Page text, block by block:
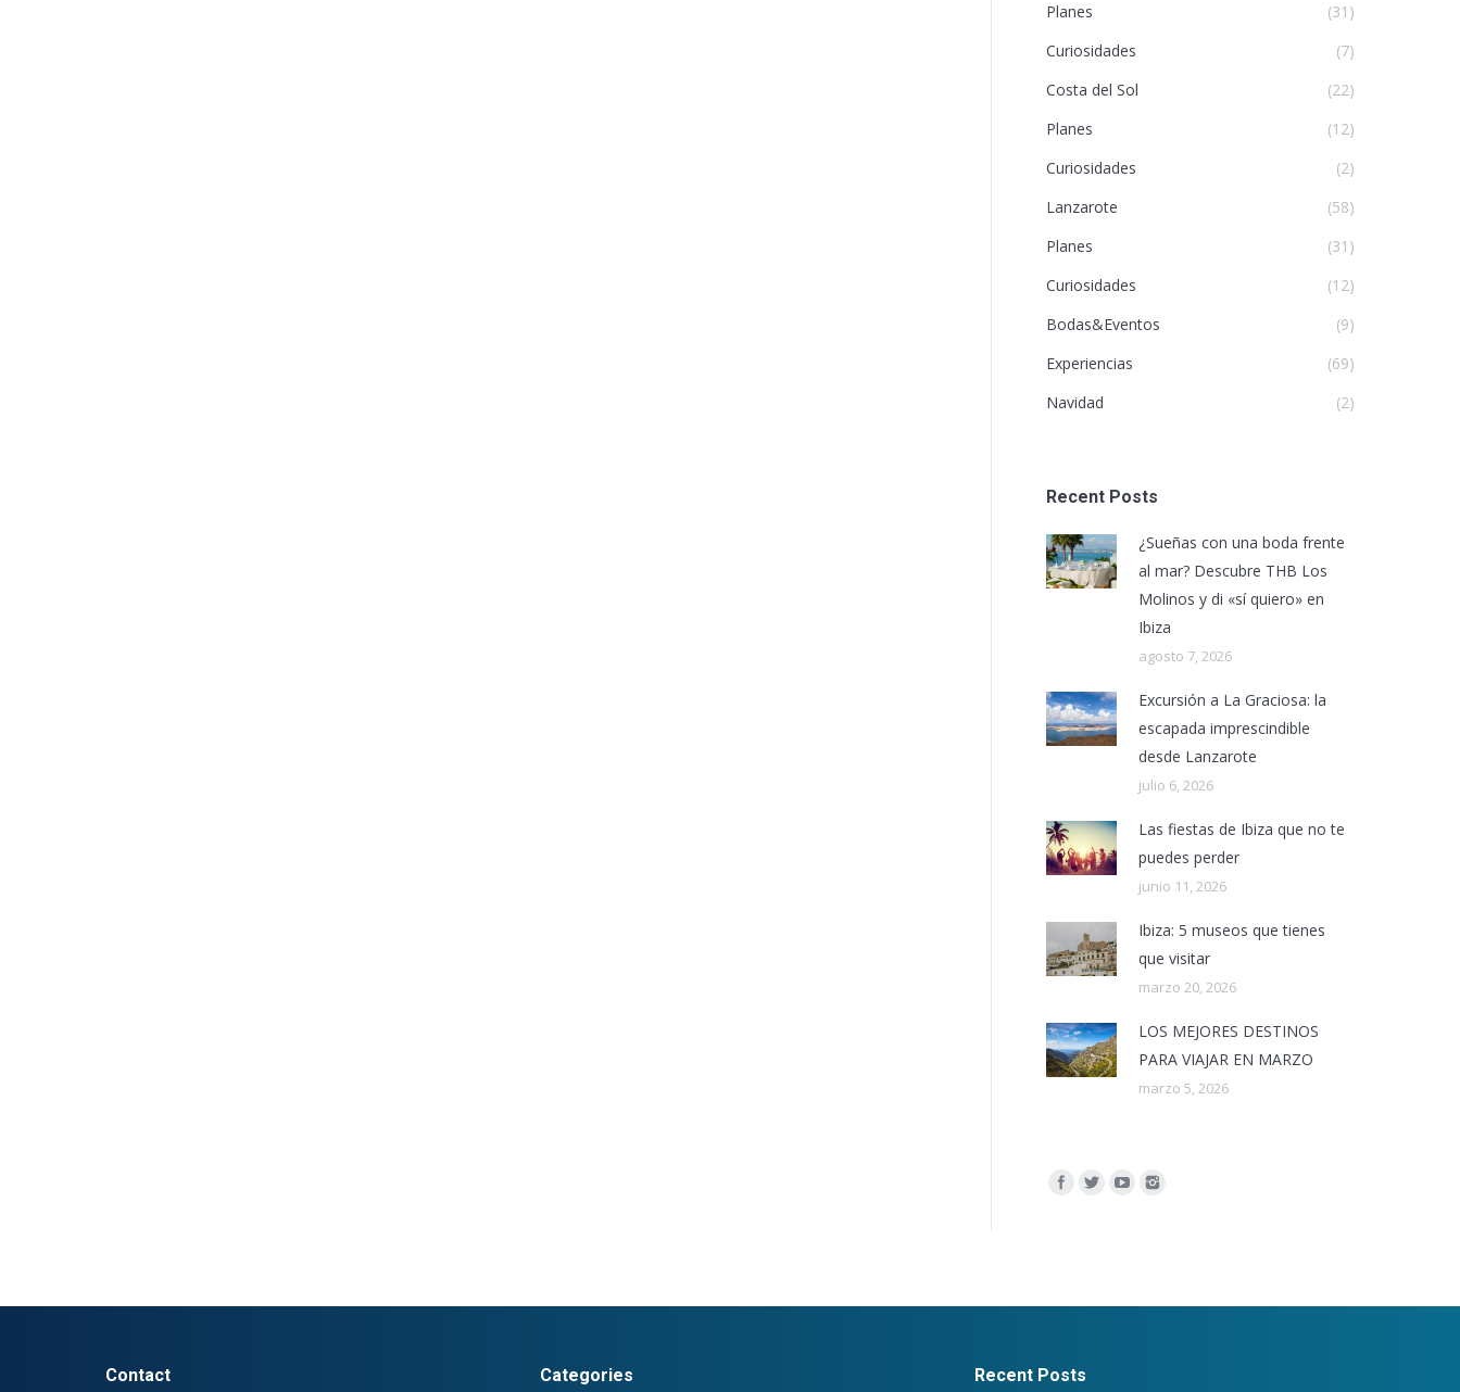
Planes
(31)
Curiosidades
(7)
Costa del Sol
(22)
Planes
(12)
Curiosidades
(2)
Lanzarote
(58)
Planes
(31)
Curiosidades
(12)
Bodas&Eventos
(9)
Experiencias
(69)
Navidad
(2)
Recent Posts
¿Sueñas con una boda frente
al mar? Descubre THB Los
Molinos y di «sí quiero» en
Ibiza
agosto 7, 2026
Excursión a La Graciosa: la
escapada imprescindible
desde Lanzarote
julio 6, 2026
Las fiestas de Ibiza que no te
puedes perder
junio 11, 2026
Ibiza: 5 museos que tienes
que visitar
marzo 20, 2026
LOS MEJORES DESTINOS
PARA VIAJAR EN MARZO
marzo 5, 2026
Encuéntranos en:
Contact Categories Recent Posts